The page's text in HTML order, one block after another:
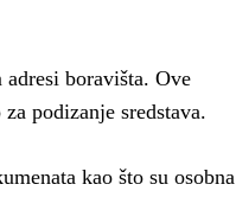
boravišta. Ove
podizanje sredstava.
kao što su osobna